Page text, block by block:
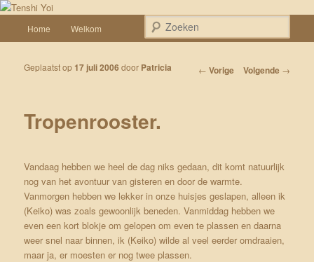
Spring naar de primaire inhoud
Tenshi Yoi
Een weblog over onze Shiba’s (Keiko, Rontu, Miyuki, Tatsu en Yumi)
Home Welkom
Bericht navigatie
← Vorige Volgende →
Tropenrooster.
Geplaatst op 17 juli 2006 door Patricia
Vandaag hebben we heel de dag niks gedaan, dit komt natuurlijk
nog van het avontuur van gisteren en door de warmte.
Vanmorgen hebben we lekker in onze huisjes geslapen, alleen ik
(Keiko) was zoals gewoonlijk beneden. Vanmiddag hebben we
even een kort blokje om gelopen om even te plassen en daarna
weer snel naar binnen, ik (Keiko) wilde al veel eerder omdraaien,
maar ja, er moesten er nog twee plassen.